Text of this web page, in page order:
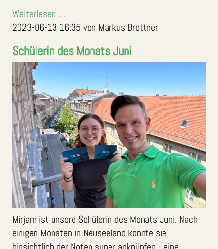
Weiterlesen …
2023-06-13 16:35 von Markus Brettner
Schülerin des Monats Juni
Mirjam ist unsere Schülerin des Monats Juni. Nach
einigen Monaten in Neuseeland konnte sie